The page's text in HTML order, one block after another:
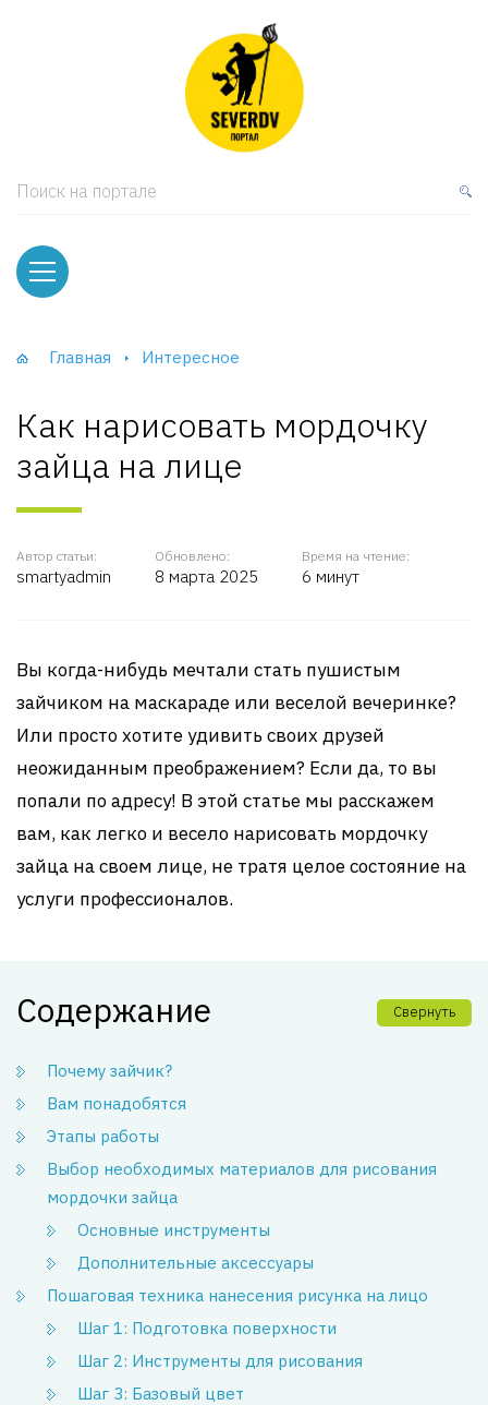
Поиск на портале
Главная Интересное
Как нарисовать мордочку
зайца на лице
Автор статьи:
smartyadmin
Обновлено:
8 марта 2025
Время на чтение:
6 минут
Вы когда-нибудь мечтали стать пушистым
зайчиком на маскараде или веселой вечеринке?
Или просто хотите удивить своих друзей
неожиданным преображением? Если да, то вы
попали по адресу! В этой статье мы расскажем
вам, как легко и весело нарисовать мордочку
зайца на своем лице, не тратя целое состояние на
услуги профессионалов.
Содержание Свернуть
Почему зайчик?
Вам понадобятся
Этапы работы
Выбор необходимых материалов для рисования
мордочки зайца
Основные инструменты
Дополнительные аксессуары
Пошаговая техника нанесения рисунка на лицо
Шаг 1: Подготовка поверхности
Шаг 2: Инструменты для рисования
Шаг 3: Базовый цвет
и тумбы